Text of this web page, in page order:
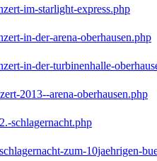
im-starlight-express.php
in-der-arena-oberhausen.php
in-der-turbinenhalle-
2013--arena-oberhausen.php
schlagernacht.php
zum-10jaehrigen-